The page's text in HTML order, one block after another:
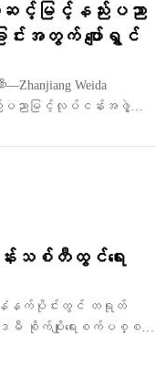
အဆင့်မြင့်နည်းပညာ
အတွက် ပျော်ရွှင်
Weida
နည်းပညာမြင့်လုပ်ငန်းအဖွဲ့
ဆင့်နည်းပညာမြင့်
ညာမြင့်နယ်ပယ်များတွင်
ာအကျိုးသက်ရောက်မှုများ
ည်းပညာပိုင်ဆိုင်မှုများကို
သစ်တီထွင်ရေး
နံနက်ပိုင်းတွင် တရုတ်
စိုက်ပျိုးရေးစက်ပစ္စည်း
Industrial Co., Ltd.